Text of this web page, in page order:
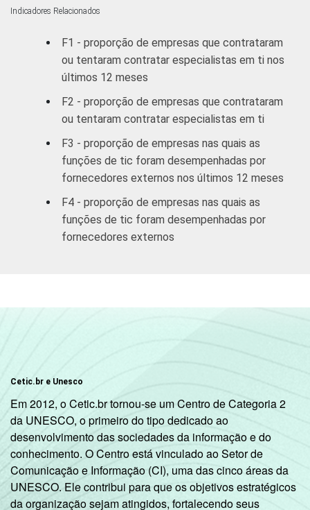
CNAE 2.0
armazenagem e
correio;
Alojamento e
42
Comércio;
reparação de
veículos
automotores e
57
Atividades
imobiliárias;
técnicas;
comunicação;
Artes, cultura,
esporte e
recreação;
Outras
atividades
Indicadores Relacionados
F1 - proporção de empresas que contrataram
ou tentaram contratar especialistas em ti nos
últimos 12 meses
F2 - proporção de empresas que contrataram
ou tentaram contratar especialistas em ti
F3 - proporção de empresas nas quais as
funções de tic foram desempenhadas por
fornecedores externos nos últimos 12 meses
F4 - proporção de empresas nas quais as
funções de tic foram desempenhadas por
fornecedores externos
Cetic.br e Unesco
Em 2012, o Cetic.br tornou-se um Centro de Categoria 2
da UNESCO, o primeiro do tipo dedicado ao
desenvolvimento das sociedades da informação e do
conhecimento. O Centro está vinculado ao Setor de
Comunicação e Informação (CI), uma das cinco áreas da
UNESCO. Ele contribui para que os objetivos estratégicos
da organização sejam atingidos, fortalecendo seus